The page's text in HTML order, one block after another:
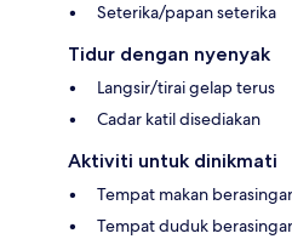
Seterika/papan seterika
Tidur dengan nyenyak
Langsir/tirai gelap terus
Cadar katil disediakan
Aktiviti untuk dinikmati
Tempat makan
Tempat duduk